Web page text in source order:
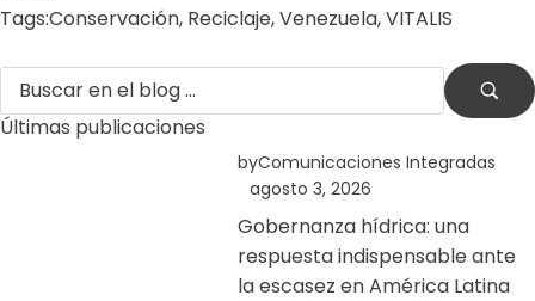
Tags:Conservación, Reciclaje,Venezuela,VITALIS
Últimas publicaciones
byComunicaciones Integradas
agosto 3, 2026
Gobernanza hídrica: una
respuesta indispensable ante
la escasez en América Latina